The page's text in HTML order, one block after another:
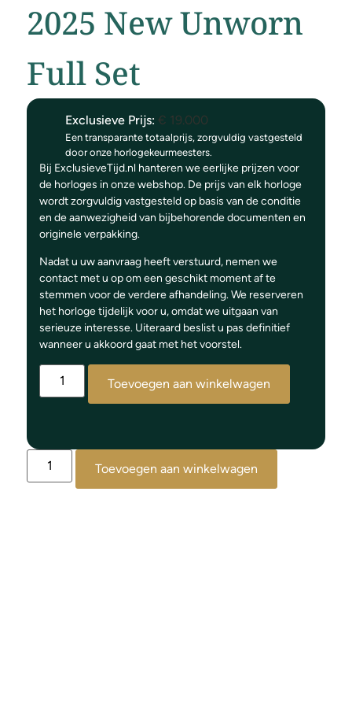
2025 New Unworn
Full Set
Exclusieve Prijs: € 19.000
Een transparante totaalprijs, zorgvuldig vastgesteld
door onze horlogekeurmeesters.
Bij ExclusieveTijd.nl hanteren we eerlijke prijzen voor
de horloges in onze webshop. De prijs van elk horloge
wordt zorgvuldig vastgesteld op basis van de conditie
en de aanwezigheid van bijbehorende documenten en
originele verpakking.
Nadat u uw aanvraag heeft verstuurd, nemen we
contact met u op om een geschikt moment af te
stemmen voor de verdere afhandeling. We reserveren
het horloge tijdelijk voor u, omdat we uitgaan van
serieuze interesse. Uiteraard beslist u pas definitief
wanneer u akkoord gaat met het voorstel.
Toevoegen aan winkelwagen
Toevoegen aan winkelwagen